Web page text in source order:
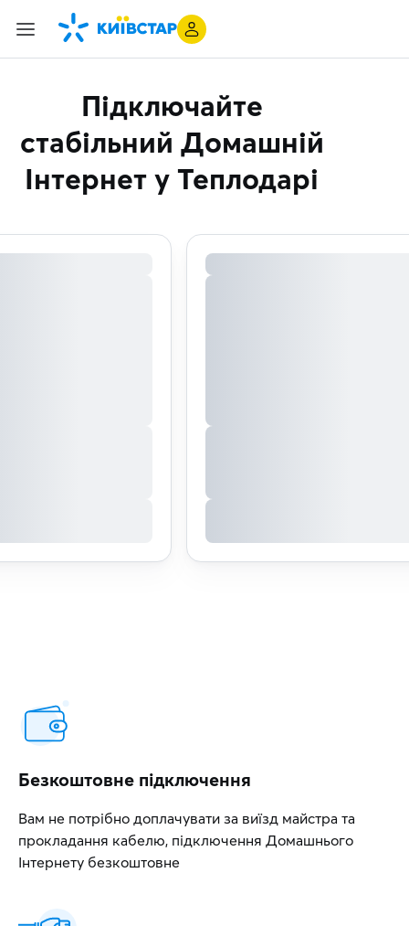
Підключайте
стабільний Домашній
Інтернет у Теплодарі
Безкоштовне підключення
Вам не потрібно доплачувати за виїзд майстра та
прокладання кабелю, підключення Домашнього
Інтернету безкоштовне